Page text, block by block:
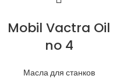
Mobil Vactra Oil
no 4
Масла для станков